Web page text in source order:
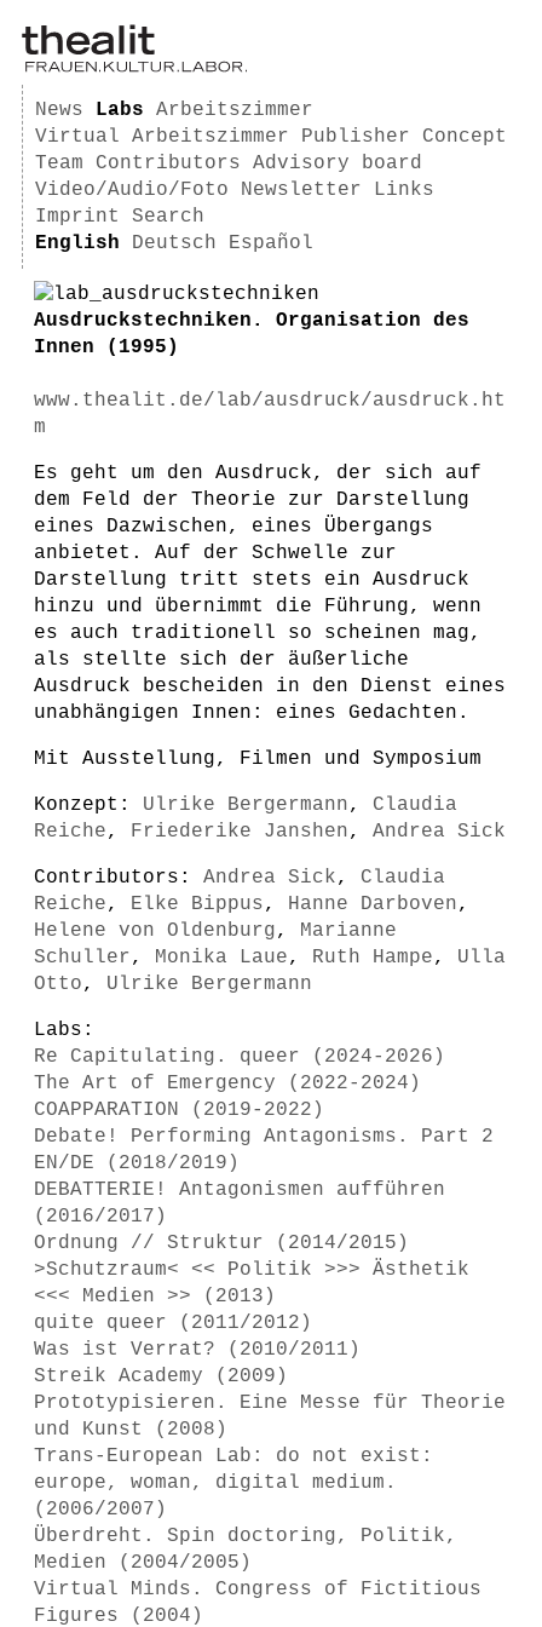
News Labs
Arbeitszimmer
Virtual Arbeitszimmer
Publisher
Concept
Team
Contributors
Advisory board
Video/Audio/Foto
Newsletter
Links
Imprint
Search
English
Deutsch Español
Ausdruckstechniken. Organisation des
Innen (1995)
www.thealit.de/lab/ausdruck/ausdruck.ht
m
Es geht um den Ausdruck, der sich auf
dem Feld der Theorie zur Darstellung
eines Dazwischen, eines Übergangs
anbietet. Auf der Schwelle zur
Darstellung tritt stets ein Ausdruck
hinzu und übernimmt die Führung, wenn
es auch traditionell so scheinen mag,
als stellte sich der äußerliche
Ausdruck bescheiden in den Dienst eines
unabhängigen Innen: eines Gedachten.
Mit Ausstellung, Filmen und Symposium
Konzept: Ulrike Bergermann, Claudia
Reiche, Friederike Janshen, Andrea Sick
Contributors: Andrea Sick, Claudia
Reiche, Elke Bippus, Hanne Darboven,
Helene von Oldenburg, Marianne
Schuller, Monika Laue, Ruth Hampe, Ulla
Otto, Ulrike Bergermann
Labs:
Re Capitulating. queer (2024-2026)
The Art of Emergency (2022-2024)
COAPPARATION (2019-2022)
Debate! Performing Antagonisms. Part 2
EN/DE (2018/2019)
DEBATTERIE! Antagonismen aufführen
(2016/2017)
Ordnung // Struktur (2014/2015)
>Schutzraum< << Politik >>> Ästhetik
<<< Medien >> (2013)
quite queer (2011/2012)
Was ist Verrat? (2010/2011)
Streik Academy (2009)
Prototypisieren. Eine Messe für Theorie
und Kunst (2008)
Trans-European Lab: do not exist:
europe, woman, digital medium.
(2006/2007)
Überdreht. Spin doctoring, Politik,
Medien (2004/2005)
Virtual Minds. Congress of Fictitious
Figures (2004)